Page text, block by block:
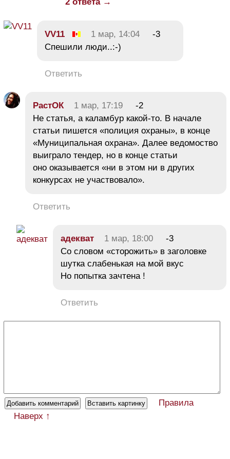
2 ответа →
VV11 1 мар, 14:04
-3
Спешили люди..:-)
Ответить
РастОК 1 мар, 17:19
-2
Не статья, а каламбур какой-то. В начале
статьи пишется «полиция охраны», в конце
«Муниципальная охрана». Далее ведомоство
выиграло тендер, но в конце статьи
оно оказывается «ни в этом ни в других
конкурсах не участвовало».
Ответить
адекват 1 мар, 18:00
-3
Со словом «сторожить» в заголовке
шутка слабенькая на мой вкус
Но попытка зачтена !
Ответить
Правила
Наверх ↑